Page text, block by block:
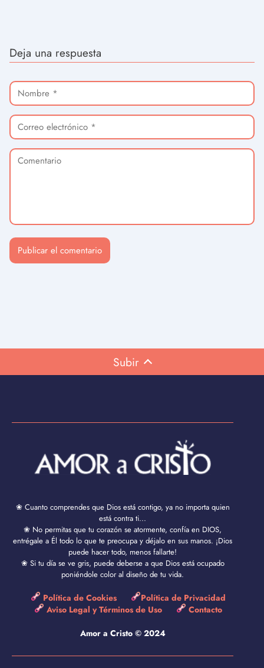
Deja una respuesta
Subir
❀ Cuanto comprendes que Dios está contigo, ya no importa quien
está contra ti...
❀ No permitas que tu corazón se atormente, confía en DIOS,
entrégale a Él todo lo que te preocupa y déjalo en sus manos. ¡Dios
puede hacer todo, menos fallarte!
❀ Si tu día se ve gris, puede deberse a que Dios está ocupado
poniéndole color al diseño de tu vida.
Política de Cookies
Política de Privacidad
Aviso Legal y Términos de Uso
Contacto
Amor a Cristo © 2024